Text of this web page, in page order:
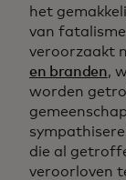
het
van
veroorzaakt
en branden,
worden
die al
veroorloven